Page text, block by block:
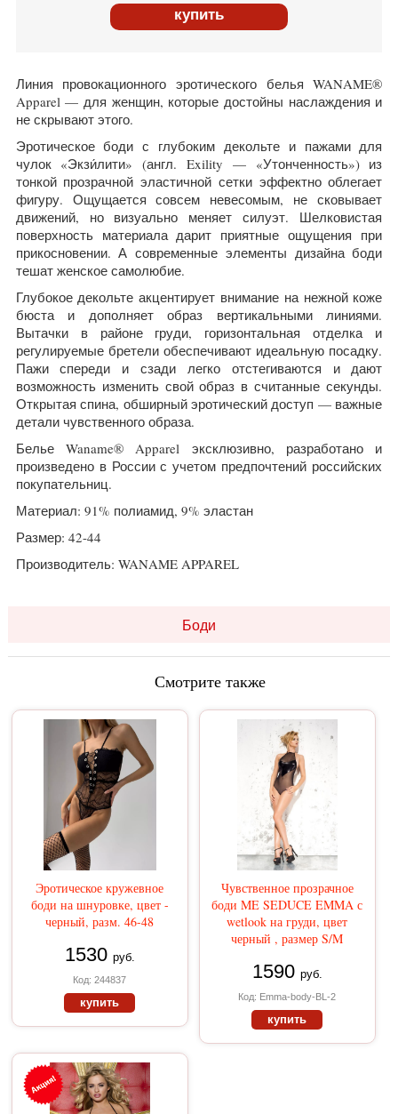
купить
Линия провокационного эротического белья WANAME®
Apparel — для женщин, которые достойны наслаждения и
не скрывают этого.
Эротическое боди с глубоким декольте и пажами для
чулок «Экзи́лити» (англ. Exility — «Утонченность») из
тонкой прозрачной эластичной сетки эффектно облегает
фигуру. Ощущается совсем невесомым, не сковывает
движений, но визуально меняет силуэт. Шелковистая
поверхность материала дарит приятные ощущения при
прикосновении. А современные элементы дизайна боди
тешат женское самолюбие.
Глубокое декольте акцентирует внимание на нежной коже
бюста и дополняет образ вертикальными линиями.
Вытачки в районе груди, горизонтальная отделка и
регулируемые бретели обеспечивают идеальную посадку.
Пажи спереди и сзади легко отстегиваются и дают
возможность изменить свой образ в считанные секунды.
Открытая спина, обширный эротический доступ — важные
детали чувственного образа.
Белье Waname® Apparel эксклюзивно, разработано и
произведено в России с учетом предпочтений российских
покупательниц.
Материал: 91% полиамид, 9% эластан
Размер: 42-44
Производитель: WANAME APPAREL
Боди
Смотрите также
Эротическое кружевное
боди на шнуровке, цвет -
черный, разм. 46-48
1530 руб.
Код: 244837
купить
Чувственное прозрачное
боди ME SEDUCE EMMA с
wetlook на груди, цвет
черный , размер S/M
1590 руб.
Код: Emma-body-BL-2
купить